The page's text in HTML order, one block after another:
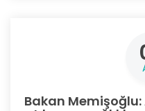
Bakan